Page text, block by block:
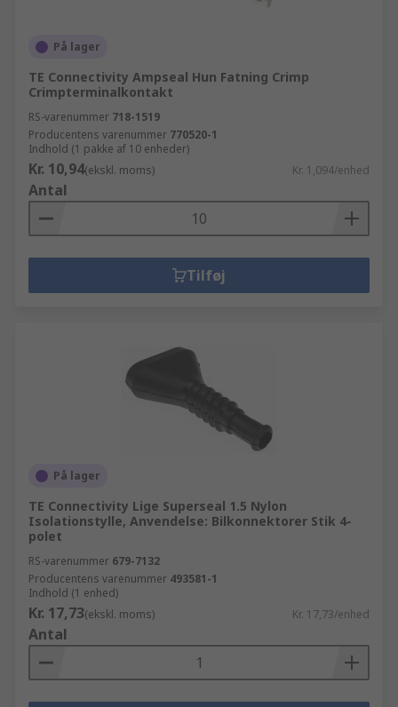
På lager
TE Connectivity Ampseal Hun Fatning Crimp
Crimpterminalkontakt
RS-varenummer 718-1519
Producentens varenummer 770520-1
Indhold (1 pakke af 10 enheder)
Kr. 10,94(ekskl. moms) Kr. 1,094/enhed
Antal
Tilføj
På lager
TE Connectivity Lige Superseal 1.5 Nylon
Isolationstylle, Anvendelse: Bilkonnektorer Stik 4-
polet
RS-varenummer 679-7132
Producentens varenummer 493581-1
Indhold (1 enhed)
Kr. 17,73(ekskl. moms) Kr. 17,73/enhed
Antal